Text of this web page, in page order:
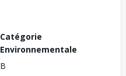
Catégorie
Environnementale
B